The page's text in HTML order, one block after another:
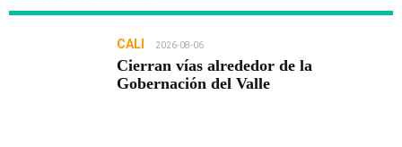
CALI 2026-08-06
Cierran vías alrededor de la
Gobernación del Valle